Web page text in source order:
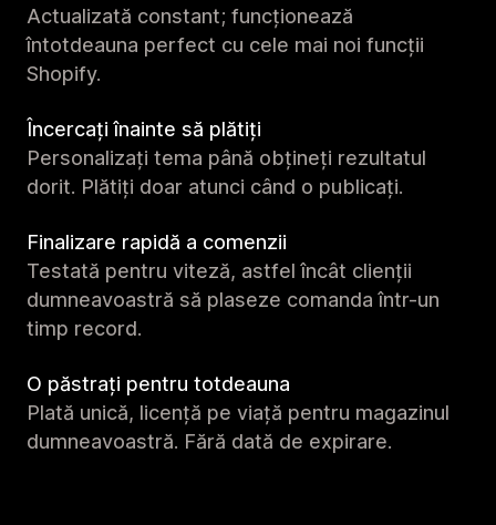
Actualizată constant; funcționează
întotdeauna perfect cu cele mai noi funcții
Shopify.
Încercați înainte să plătiți
Personalizați tema până obțineți rezultatul
dorit. Plătiți doar atunci când o publicați.
Finalizare rapidă a comenzii
Testată pentru viteză, astfel încât clienții
dumneavoastră să plaseze comanda într-un
timp record.
O păstrați pentru totdeauna
Plată unică, licență pe viață pentru magazinul
dumneavoastră. Fără dată de expirare.